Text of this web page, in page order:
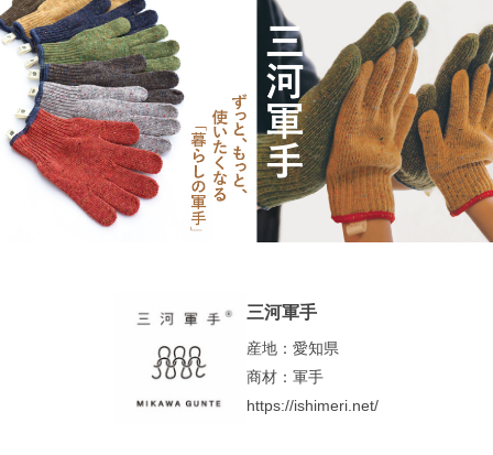
三河軍手
産地：愛知県
商材：軍手
https://ishimeri.net/